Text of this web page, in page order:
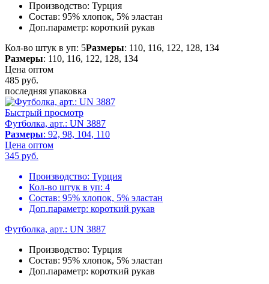
Производство: Турция
Состав: 95% хлопок, 5% эластан
Доп.параметр: короткий рукав
Кол-во штук в уп: 5Размеры: 110, 116, 122, 128, 134
Размеры: 110, 116, 122, 128, 134
Цена оптом
485 руб.
последняя упаковка
Быстрый просмотр
Футболка, арт.: UN 3887
Размеры: 92, 98, 104, 110
Цена оптом
345 руб.
Производство: Турция
Кол-во штук в уп: 4
Состав: 95% хлопок, 5% эластан
Доп.параметр: короткий рукав
Футболка, арт.: UN 3887
Производство: Турция
Состав: 95% хлопок, 5% эластан
Доп.параметр: короткий рукав